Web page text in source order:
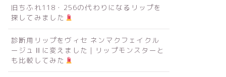
旧ちふれ118・256の代わりになるリップを
探してみました
診断用リップをヴィセ ネンマクフェイクル
ージュⅡに変えました｜リップモンスターと
も比較してみた